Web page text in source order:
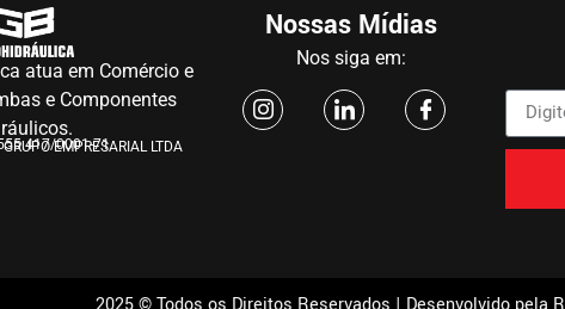
atua em Comércio e
e Componentes
EMPRESARIAL LTDA
0001-71
Nossas Mídias
Nos siga em: